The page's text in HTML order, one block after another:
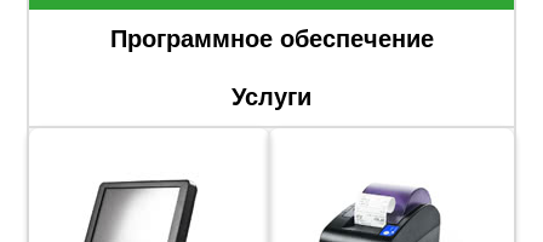
Программное обеспечение
Услуги